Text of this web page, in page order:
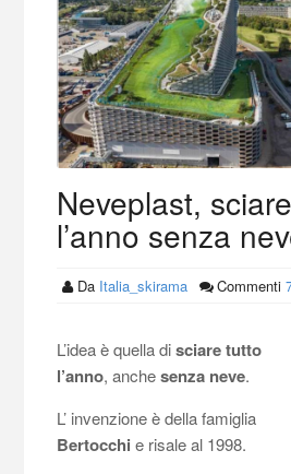
Neveplast,
l’anno senza
Da Italia_skirama Commenti
L’idea è quella disciare tutto
l’anno, anchesenza neve.
L’ invenzione è della famiglia
Bertocchi e risale al 1998.